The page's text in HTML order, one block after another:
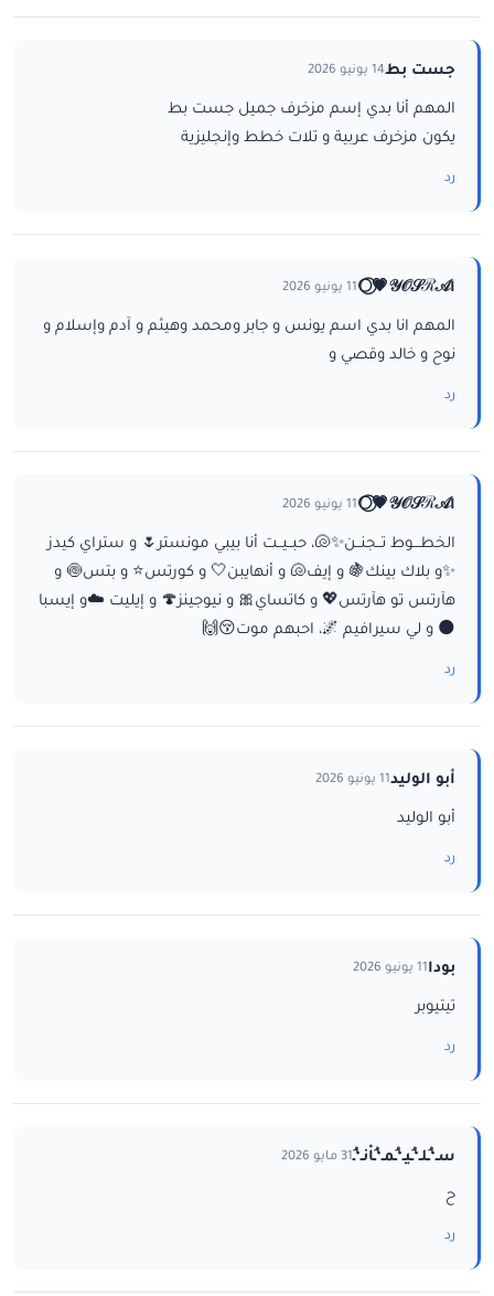
جست بط14 يونيو 2026
المهم أنا بدي إسم مزخرف جميل جست بط
يكون مزخرف عربية و تلات خطط وإنجليزية
رد
ا𝒴𝒪𝒮ℛ𝒜💗⃝🌕 11 يونيو 2026
المهم انا بدي اسم يونس و جابر ومحمد وهيثم و آدم وإسلام و
نوح و خالد وقصي و
رد
ا𝒴𝒪𝒮ℛ𝒜💗⃝🌕 11 يونيو 2026
الخطـــوط تــجنــن✨🐚، حبــيــت أنا بيبي مونستر🌷 و ستراي كيدز
✨و بلاك بينك🍇 و إيف🐚 و أنهايبن🤍 و كورتس⭐ و بتس🍥 و
هآرتس تو هآرتس💖 و كاتساي🎀 و نيوجينز🍄 و إيليت ☁️و إيسبا
🌑 و لي سيرافيم 🌌، احبهم موت😚🙌
رد
أبو الوليد11 يونيو 2026
أبو الوليد
رد
بودا11 يونيو 2026
تيتيوبر
رد
سـ‘ـُلـ‘ـُيـ‘ـُمـ‘ـُاْنـ‘ـُ31 مايو 2026
ح
رد